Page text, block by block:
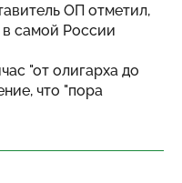
ОП отметил,
самой России
"от олигарха до
что "пора